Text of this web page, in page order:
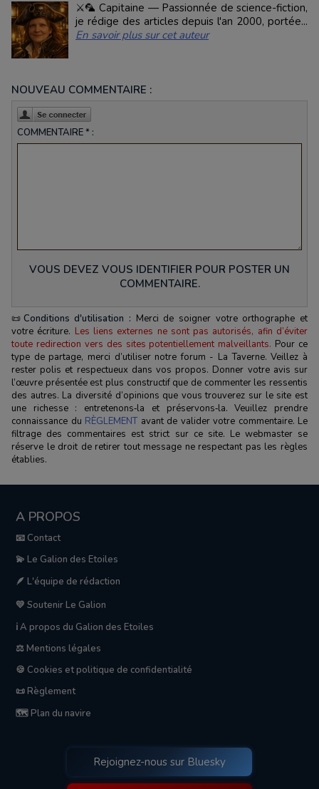
⚔️🦜 Capitaine — Passionnée de science-fiction,
je rédige des articles depuis l'an 2000, portée...
En savoir plus sur cet auteur
NOUVEAU COMMENTAIRE :
COMMENTAIRE * :
VOUS DEVEZ VOUS IDENTIFIER POUR POSTER UN
COMMENTAIRE.
📜 Conditions d'utilisation : Merci de soigner votre orthographe et
votre écriture. Les liens externes ne sont pas autorisés, afin d’éviter
toute redirection vers des sites potentiellement malveillants. Pour ce
type de partage, merci d’utiliser notre forum - La Taverne. Veillez à
rester polis et respectueux dans vos propos. Donner votre avis sur
l’œuvre présentée est plus constructif que de commenter les ressentis
des autres. La diversité d’opinions que vous trouverez sur le site est
une richesse : entretenons‑la et préservons‑la. Veuillez prendre
connaissance du RÈGLEMENT avant de valider votre commentaire. Le
filtrage des commentaires est strict sur ce site. Le webmaster se
réserve le droit de retirer tout message ne respectant pas les règles
établies.
A PROPOS
📧 Contact
💫 Le Galion des Etoiles
🪶 L'équipe de rédaction
💛 Soutenir Le Galion
ℹ️ A propos du Galion des Etoiles
⚖️ Mentions légales
🍪 Cookies et politique de confidentialité
📜 Règlement
🗺️ Plan du navire
Rejoignez-nous sur Bluesky